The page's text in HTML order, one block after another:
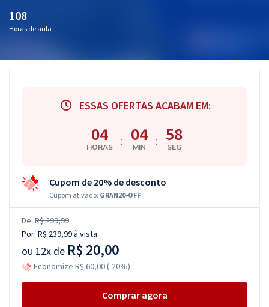
108
Horas de aula
ESSAS OFERTAS ACABAM EM:
04
HORAS : 04
MIN : 57
SEG
Cupom de 20% de desconto
Cupom ativado: GRAN20-OFF
De: R$ 299,99
Por: R$ 239,99à vista
ou 12x de R$ 20,00
Economize R$ 60,00 (-20%)
Comprar agora